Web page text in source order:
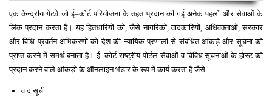
एक केन्द्रीय गेटवे जो ई–कोर्ट परियोजना के तहत प्रदान की गई अनेक पहलों और सेवाओं के
लिंक प्रदान करता है। यह हितधारियों को,जैसे नागरिकों,वादकारियों अधिवक्ताओं,सरकार
और विधि प्रवर्तन अभिकरणों को देश की न्यायिक प्रणाली से संबंधित आंकड़े और सूचना को
प्राप्त करने में समर्थ बनाता है। ई–कोर्ट राष्ट्रीय पोर्टल सेवाओं व विविध सूचनाओं के होस्ट को
प्रदान करने वाले आंकड़ों के ऑनलाइन भंडार के रूप में कार्य करता है जैसे:
वाद सूची